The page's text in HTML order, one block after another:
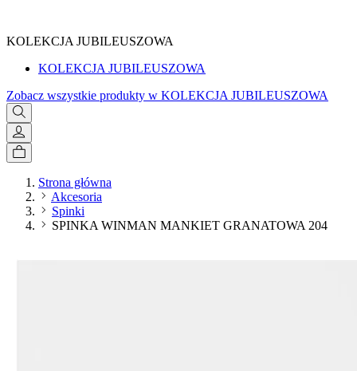
KOLEKCJA JUBILEUSZOWA
KOLEKCJA JUBILEUSZOWA
Zobacz wszystkie produkty w KOLEKCJA JUBILEUSZOWA
Strona główna
Akcesoria
Spinki
SPINKA WINMAN MANKIET GRANATOWA 204